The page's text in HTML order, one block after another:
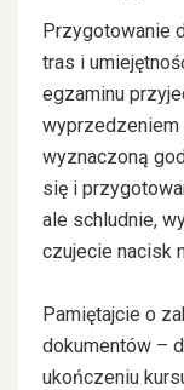
Przygotowanie
tras i
egzaminu
wyprzedzeniem
wyznaczoną
się i
ale schludnie,
czujecie nacisk
Pamiętajcie o
dokumentów –
ukończeniu